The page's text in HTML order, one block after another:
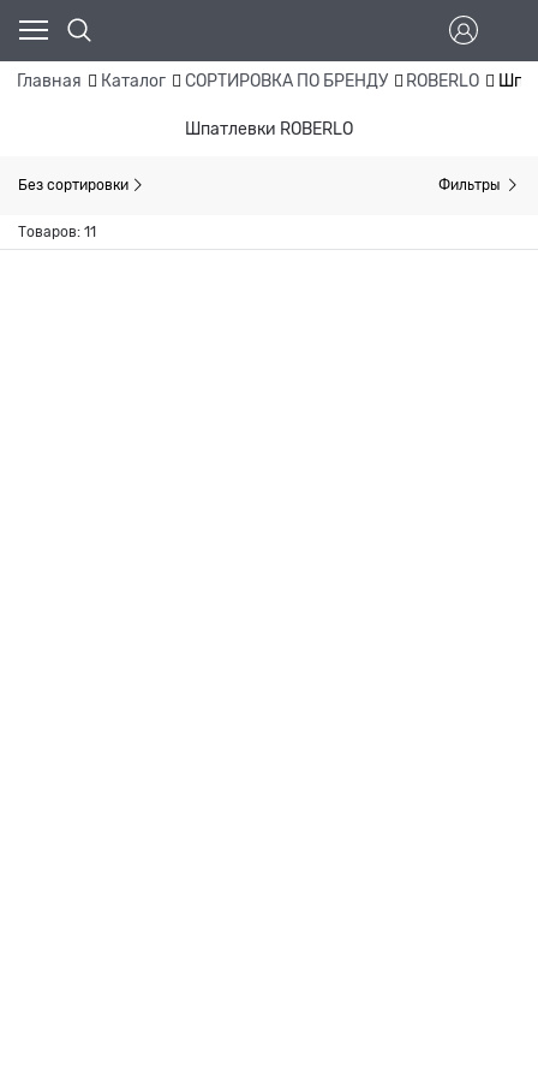
Главная Каталог СОРТИРОВКА ПО БРЕНДУ ROBERLO
Шпатлевки ROBERLO
Без сортировки Фильтры
Товаров: 11